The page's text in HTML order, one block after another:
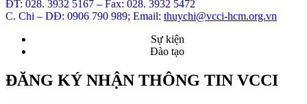
ĐT: 028. 3932 5167 – Fax: 028. 3932 5472
C. Chi – DĐ: 0906 790 989; Email: thuychi@vcci-hcm.org.vn
Sự kiện
Đào tạo
ĐĂNG KÝ NHẬN THÔNG TIN VCCI